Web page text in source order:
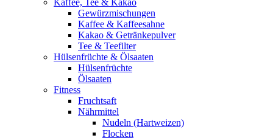
Kaffee, Tee & Kakao
Gewürzmischungen
Kaffee & Kaffeesahne
Kakao & Getränkepulver
Tee & Teefilter
Hülsenfrüchte & Ölsaaten
Hülsenfrüchte
Ölsaaten
Fitness
Fruchtsaft
Nährmittel
Nudeln (Hartweizen)
Flocken